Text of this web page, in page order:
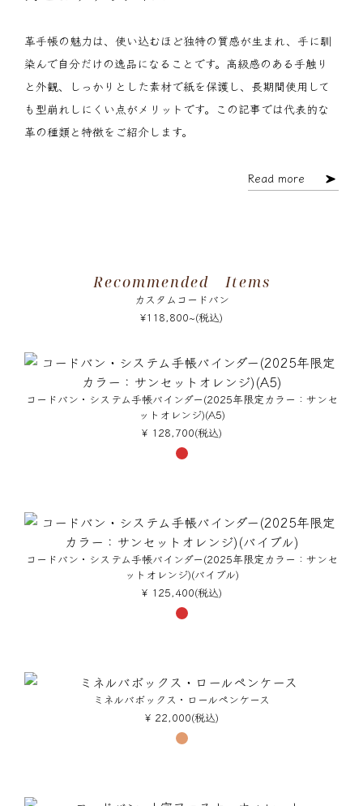
革手帳の魅力は、使い込むほど独特の質感が生まれ、手に馴
染んで自分だけの逸品になることです。高級感のある手触り
と外観、しっかりとした素材で紙を保護し、長期間使用して
も型崩れしにくい点がメリットです。この記事では代表的な
革の種類と特徴をご紹介します。
Read more
Recommended Items
カスタムコードバン
¥118,800~(税込)
コードバン・システム手帳バインダー(2025年限定カラー：サンセ
ットオレンジ)(A5)
¥ 128,700(税込)
コードバン・システム手帳バインダー(2025年限定カラー：サンセ
ットオレンジ)(バイブル)
¥ 125,400(税込)
ミネルバボックス・ロールペンケース
¥ 22,000(税込)